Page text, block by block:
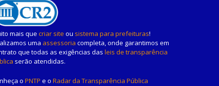
mais que criar site ou sistema para prefeituras!
uma assessoria completa, onde garantimos em
que todas as exigências das leis de transparência
serão atendidas.
o PNTP e o Radar da Transparência Pública